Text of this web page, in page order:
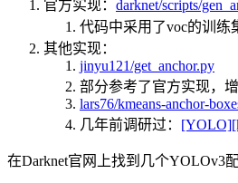
官方实现： darknet/scripts/
代码中采用了voc的训练
其他实现：
jinyu121/get_anchor.py
部分参考了官方实现，
lars76/kmeans-anchor-
几年前调研过：
在Darknet官网上找到几个YOLOv3